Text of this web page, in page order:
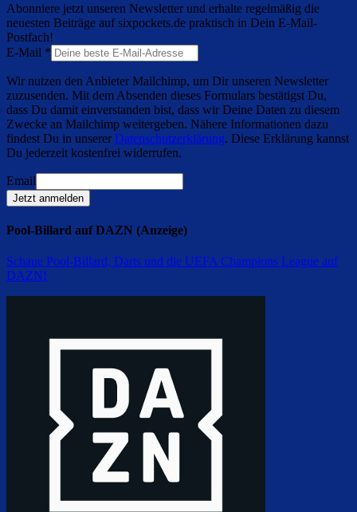
Abonniere jetzt unseren Newsletter und erhalte regelmäßig die
neuesten Beiträge auf sixpockets.de praktisch in Dein E-Mail-
Postfach!
E-Mail *
Wir nutzen den Anbieter Mailchimp, um Dir unseren Newsletter
zuzusenden. Mit dem Absenden dieses Formulars bestätigst Du,
dass Du damit einverstanden bist, dass wir Deine Daten zu diesem
Zwecke an Mailchimp weitergeben. Nähere Informationen dazu
findest Du in unsererDatenschutzerklärung. Diese Erklärung kannst
Du jederzeit kostenfrei widerrufen.
Email
Jetzt anmelden
Pool-Billard auf DAZN (Anzeige)
Schaue Pool-Billard, Darts und die UEFA Champions League auf
DAZN!